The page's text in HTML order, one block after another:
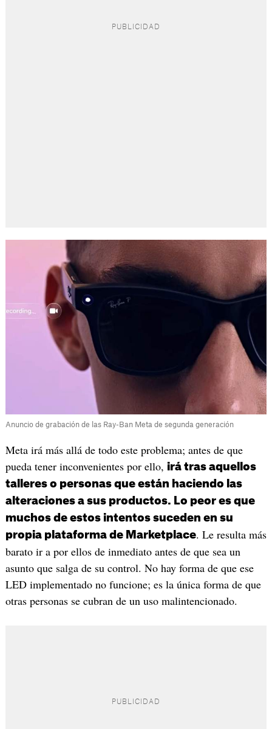
Anuncio de grabación de las Ray-Ban Meta de segunda generación
Meta irá más allá de todo este problema; antes de que
pueda tener inconvenientes por ello, irá tras aquellos
talleres o personas que están haciendo las
alteraciones a sus productos. Lo peor es que
muchos de estos intentos suceden en su
propia plataforma de Marketplace. Le resulta más
barato ir a por ellos de inmediato antes de que sea un
asunto que salga de su control. No hay forma de que ese
LED implementado no funcione; es la única forma de que
otras personas se cubran de un uso malintencionado.